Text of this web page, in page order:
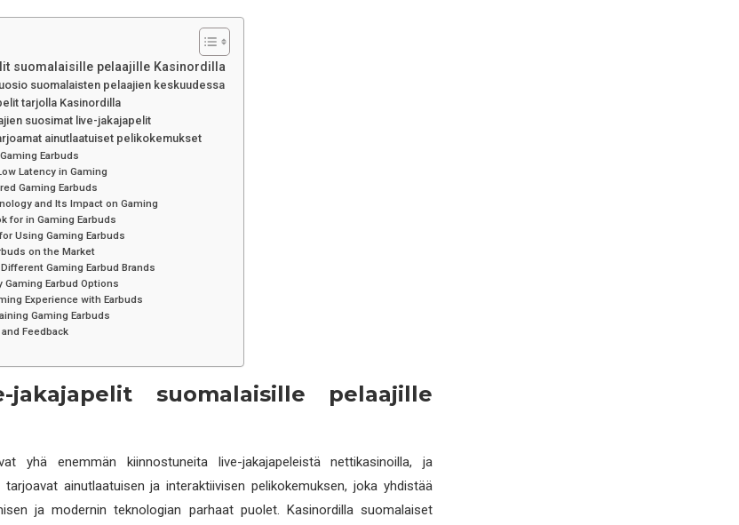
suomalaisille pelaajille Kasinordilla
suomalaisten pelaajien keskuudessa
tarjolla Kasinordilla
suosimat live-jakajapelit
ainutlaatuiset pelikokemukset
Earbuds
Latency in Gaming
Gaming Earbuds
and Its Impact on Gaming
for in Gaming Earbuds
Using Gaming Earbuds
on the Market
Gaming Earbud Brands
Gaming Earbud Options
Experience with Earbuds
Gaming Earbuds
Feedback
jakajapelit suomalaisille pelaajille
yhä enemmän kiinnostuneita live-jakajapeleistä nettikasinoilla, ja
tarjoavat ainutlaatuisen ja interaktiivisen pelikokemuksen, joka yhdistää
ja modernin teknologian parhaat puolet. Kasinordilla suomalaiset